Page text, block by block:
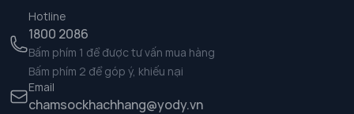
Hotline
1800 2086
Bấm phím 1 để được tư vấn mua hàng
Bấm phím 2 để góp ý, khiếu nại
Email
chamsockhachhang@yody.vn